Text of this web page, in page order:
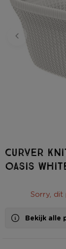
Curver
oasis
Sorry,
Bekijk alle